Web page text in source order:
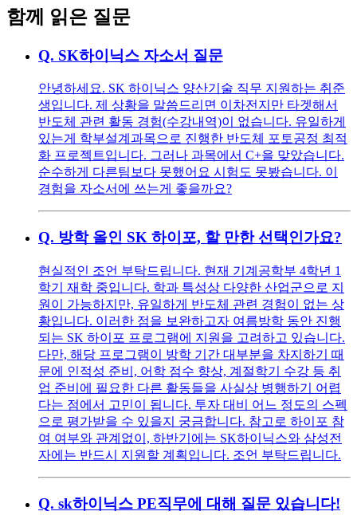
함께 읽은 질문
Q. SK하이닉스 자소서 질문
안녕하세요. SK 하이닉스 양산기술 직무 지원하는 취준
생입니다. 제 상황을 말씀드리면 이차전지만 타겟해서
반도체 관련 활동 경험(수강내역)이 없습니다. 유일하게
있는게 학부설계과목으로 진행한 반도체 포토공정 최적
화 프로젝트입니다. 그러나 과목에서 C+을 맞았습니다.
순수하게 다른팀보다 못했어요 시험도 못봤습니다. 이
경험을 자소서에 쓰는게 좋을까요?
Q. 방학 올인 SK 하이포, 할 만한 선택인가요?
현실적인 조언 부탁드립니다. 현재 기계공학부 4학년 1
학기 재학 중입니다. 학과 특성상 다양한 산업군으로 지
원이 가능하지만, 유일하게 반도체 관련 경험이 없는 상
황입니다. 이러한 점을 보완하고자 여름방학 동안 진행
되는 SK 하이포 프로그램에 지원을 고려하고 있습니다.
다만, 해당 프로그램이 방학 기간 대부분을 차지하기 때
문에 인적성 준비, 어학 점수 향상, 계절학기 수강 등 취
업 준비에 필요한 다른 활동들을 사실상 병행하기 어렵
다는 점에서 고민이 됩니다. 투자 대비 어느 정도의 스펙
으로 평가받을 수 있을지 궁금합니다. 참고로 하이포 참
여 여부와 관계없이, 하반기에는 SK하이닉스와 삼성전
자에는 반드시 지원할 계획입니다. 조언 부탁드립니다.
Q. sk하이닉스 PE직무에 대해 질문 있습니다!